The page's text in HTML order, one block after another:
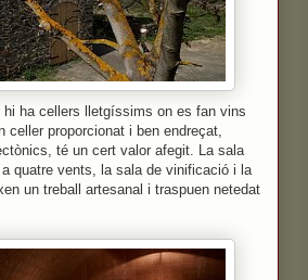
ha cellers lletgíssims on es fan vins
celler proporcionat i ben endreçat,
té un cert valor afegit. La sala
quatre vents, la sala de vinificació i la
un treball artesanal i traspuen netedat